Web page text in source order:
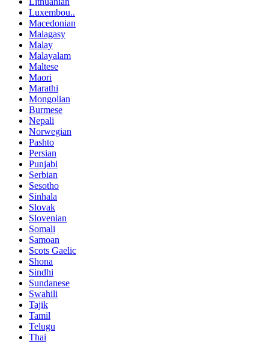
Luxembou..
Macedonian
Malagasy
Malay
Malayalam
Maltese
Maori
Marathi
Mongolian
Burmese
Nepali
Norwegian
Pashto
Persian
Punjabi
Serbian
Sesotho
Sinhala
Slovak
Slovenian
Somali
Samoan
Scots Gaelic
Shona
Sindhi
Sundanese
Swahili
Tajik
Tamil
Telugu
Thai